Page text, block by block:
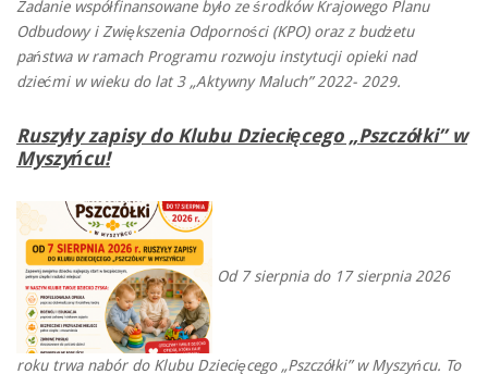
Zadanie współfinansowane było ze środków Krajowego Planu
Odbudowy i Zwiększenia Odporności (KPO) oraz z budżetu
państwa w ramach Programu rozwoju instytucji opieki nad
dziećmi w wieku do lat 3 „Aktywny Maluch” 2022- 2029.
Ruszyły zapisy do Klubu Dziecięcego „Pszczółki” w
Myszyńcu!
Od 7 sierpnia do 17 sierpnia 2026
roku trwa nabór do Klubu Dziecięcego „Pszczółki” w Myszyńcu. To